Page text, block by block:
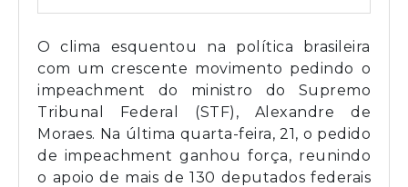
O clima esquentou na política brasileira
com um crescente movimento pedindo o
impeachment do ministro do Supremo
Tribunal Federal (STF), Alexandre de
Moraes. Na última quarta-feira, 21, o pedido
de impeachment ganhou força, reunindo
o apoio de mais de 130 deputados federais